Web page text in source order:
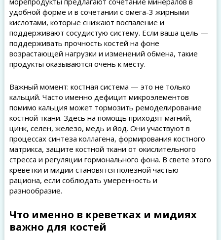
удобной форме и в сочетании с омега-3 жирными
кислотами, которые снижают воспаление и
поддерживают сосудистую систему. Если ваша цель —
поддерживать прочность костей на фоне
возрастающей нагрузки и изменений обмена, такие
продукты оказываются очень к месту.
Важный момент: костная система — это не только
кальций. Часто именно дефицит микроэлементов
помимо кальция может тормозить ремоделирование
костной ткани. Здесь на помощь приходят магний,
цинк, селен, железо, медь и йод. Они участвуют в
процессах синтеза коллагена, формирования костного
матрикса, защите костной ткани от окислительного
стресса и регуляции гормонального фона. В свете этого
креветки и мидии становятся полезной частью
рациона, если соблюдать умеренность и
разнообразие.
Что именно в креветках и мидиях
важно для костей